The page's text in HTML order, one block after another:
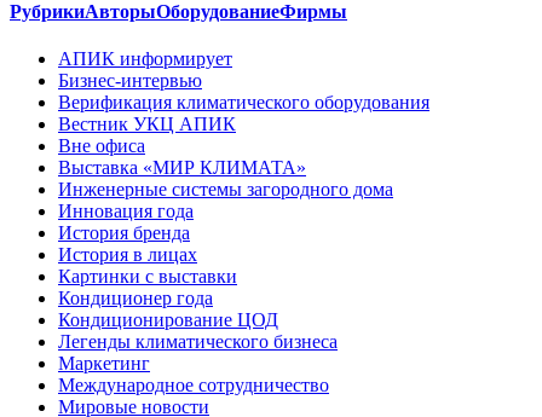
РубрикиАвторыОборудованиеФирмы
АПИК информирует
Бизнес-интервью
Верификация климатического оборудования
Вестник УКЦ АПИК
Вне офиса
Выставка «МИР КЛИМАТА»
Инженерные системы загородного дома
Инновация года
История бренда
История в лицах
Картинки с выставки
Кондиционер года
Кондиционирование ЦОД
Легенды климатического бизнеса
Маркетинг
Международное сотрудничество
Мировые новости